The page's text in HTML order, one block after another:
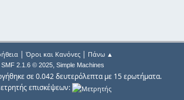
| Όροι και Κανόνες| Πάνω ▲
SMF 2.1.6 © 2025, Simple Machines
σε 0.042 δευτερόλεπτα με 15 ερωτήματα.
επισκέψεων: